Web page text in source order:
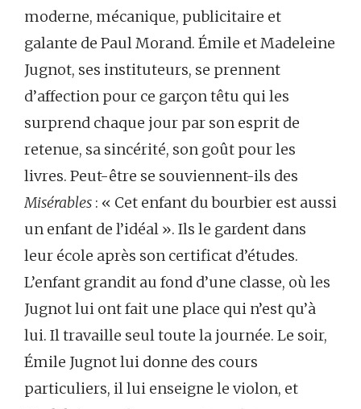
moderne, mécanique, publicitaire et
galante de Paul Morand. Émile et Madeleine
Jugnot, ses instituteurs, se prennent
d’affection pour ce garçon têtu qui les
surprend chaque jour par son esprit de
retenue, sa sincérité, son goût pour les
livres. Peut-être se souviennent-ils des
Misérables : « Cet enfant du bourbier est aussi
un enfant de l’idéal ». Ils le gardent dans
leur école après son certificat d’études.
L’enfant grandit au fond d’une classe, où les
Jugnot lui ont fait une place qui n’est qu’à
lui. Il travaille seul toute la journée. Le soir,
Émile Jugnot lui donne des cours
particuliers, il lui enseigne le violon, et